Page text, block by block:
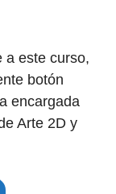
a este curso,
botón
encargada
Arte 2D y